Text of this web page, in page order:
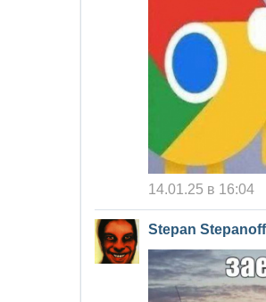
14.01.25 в 16:04
Stepan Stepanoff